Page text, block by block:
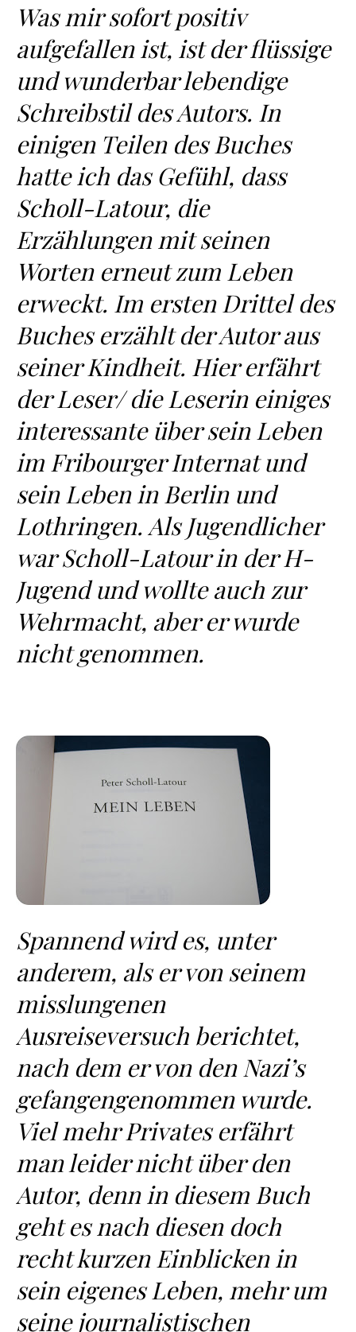
Was mir sofort positiv
aufgefallen ist, ist der flüssige
und wunderbar lebendige
Schreibstil des Autors. In
einigen Teilen des Buches
hatte ich das Gefühl, dass
Scholl-Latour, die
Erzählungen mit seinen
Worten erneut zum Leben
erweckt. Im ersten Drittel des
Buches erzählt der Autor aus
seiner Kindheit. Hier erfährt
der Leser/ die Leserin einiges
interessante über sein Leben
im Fribourger Internat und
sein Leben in Berlin und
Lothringen. Als Jugendlicher
war Scholl-Latour in der H-
Jugend und wollte auch zur
Wehrmacht, aber er wurde
nicht genommen.
Spannend wird es, unter
anderem, als er von seinem
misslungenen
Ausreiseversuch berichtet,
nach dem er von den Nazi’s
gefangengenommen wurde.
Viel mehr Privates erfährt
man leider nicht über den
Autor, denn in diesem Buch
geht es nach diesen doch
recht kurzen Einblicken in
sein eigenes Leben, mehr um
seine journalistischen